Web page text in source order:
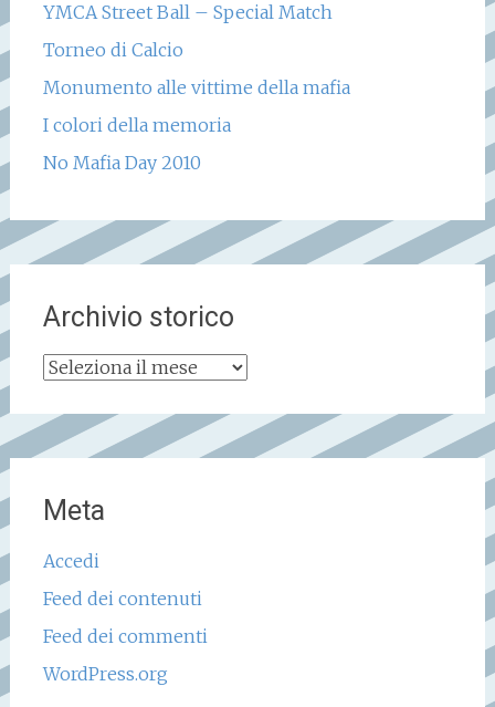
YMCA Street Ball – Special Match
Torneo di Calcio
Monumento alle vittime della mafia
I colori della memoria
No Mafia Day 2010
Archivio storico
Archivio
Meta
Accedi
Feed dei contenuti
Feed dei commenti
WordPress.org